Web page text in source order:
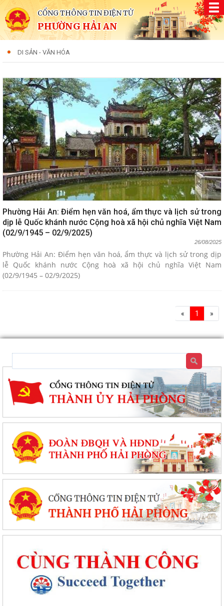
CỔNG THÔNG TIN ĐIỆN TỬ
PHƯỜNG HẢI AN
DI SẢN - VĂN HÓA
Phường Hải An: Điểm hẹn văn hoá, ẩm thực và lịch sử trong
dịp lễ Quốc khánh nước Cộng hoà xã hội chủ nghĩa Việt Nam
(02/9/1945 – 02/9/2025)
26/08/2025
Phường Hải An: Điểm hẹn văn hoá, ẩm thực và lịch sử trong dịp
lễ Quốc khánh nước Cộng hoà xã hội chủ nghĩa Việt Nam
(02/9/1945 – 02/9/2025)
« 1 »